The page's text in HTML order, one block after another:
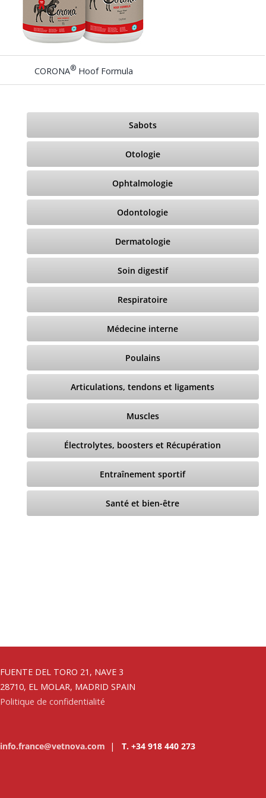
CORONA®Hoof Formula
Sabots
Otologie
Ophtalmologie
Odontologie
Dermatologie
Soin digestif
Respiratoire
Médecine interne
Poulains
Articulations, tendons et ligaments
Muscles
Électrolytes, boosters et Récupération
Entraînement sportif
Santé et bien-être
FUENTE DEL TORO 21, NAVE 3
28710, EL MOLAR, MADRID SPAIN
Politique de confidentialité
info.france@vetnova.com | T. +34 918 440 273